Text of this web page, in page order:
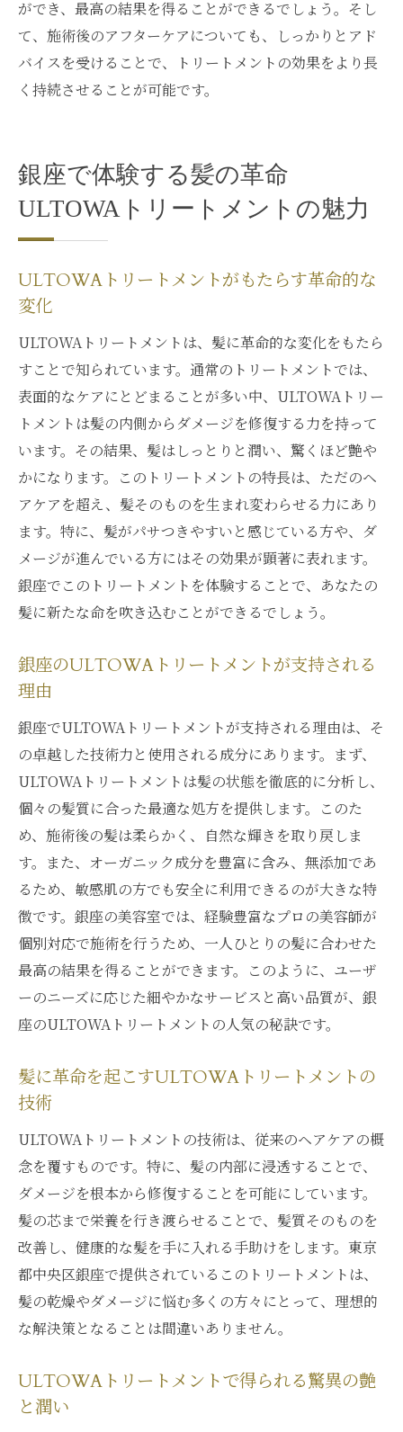
銀座のULTOWAトリートメントで得られる
心理的効果
自己肯定感を高めるULTOWAトリートメン
トの力
心身の調和を促進するULTOWAトリートメ
ントの魅力
ULTOWAトリートメントで迎える心の変化
ULTOWAトリートメントで再発見する銀座での
自己表現
ント
髪の美しさで引き出す自分らしさ
ULTOWAトリートメントで見つける新しい
自分
銀座で自己表現を楽しむためのULTOWAト
リートメント
ヘアスタイルで表現する個性とULTOWAト
リートメント
ULTOWAトリートメントで自信を手に入れ
る方法
ができ、最高の結果を得ることができるでしょう。そし
て、施術後のアフターケアについても、しっかりとアド
バイスを受けることで、トリートメントの効果をより長
く持続させることが可能です。
銀座で体験する髪の革命
ULTOWAトリートメントの魅力
ULTOWAトリートメントがもたらす革命的な
変化
ULTOWAトリートメントは、髪に革命的な変化をもたら
すことで知られています。通常のトリートメントでは、
表面的なケアにとどまることが多い中、ULTOWAトリー
トメントは髪の内側からダメージを修復する力を持って
います。その結果、髪はしっとりと潤い、驚くほど艶や
かになります。このトリートメントの特長は、ただのヘ
アケアを超え、髪そのものを生まれ変わらせる力にあり
ます。特に、髪がパサつきやすいと感じている方や、ダ
メージが進んでいる方にはその効果が顕著に表れます。
銀座でこのトリートメントを体験することで、あなたの
髪に新たな命を吹き込むことができるでしょう。
銀座のULTOWAトリートメントが支持される
理由
銀座でULTOWAトリートメントが支持される理由は、そ
の卓越した技術力と使用される成分にあります。まず、
ULTOWAトリートメントは髪の状態を徹底的に分析し、
個々の髪質に合った最適な処方を提供します。このた
め、施術後の髪は柔らかく、自然な輝きを取り戻しま
す。また、オーガニック成分を豊富に含み、無添加であ
るため、敏感肌の方でも安全に利用できるのが大きな特
徴です。銀座の美容室では、経験豊富なプロの美容師が
個別対応で施術を行うため、一人ひとりの髪に合わせた
最高の結果を得ることができます。このように、ユーザ
ーのニーズに応じた細やかなサービスと高い品質が、銀
座のULTOWAトリートメントの人気の秘訣です。
髪に革命を起こすULTOWAトリートメントの
技術
ULTOWAトリートメントの技術は、従来のヘアケアの概
念を覆すものです。特に、髪の内部に浸透することで、
ダメージを根本から修復することを可能にしています。
髪の芯まで栄養を行き渡らせることで、髪質そのものを
改善し、健康的な髪を手に入れる手助けをします。東京
都中央区銀座で提供されているこのトリートメントは、
髪の乾燥やダメージに悩む多くの方々にとって、理想的
な解決策となることは間違いありません。
ULTOWAトリートメントで得られる驚異の艶
と潤い